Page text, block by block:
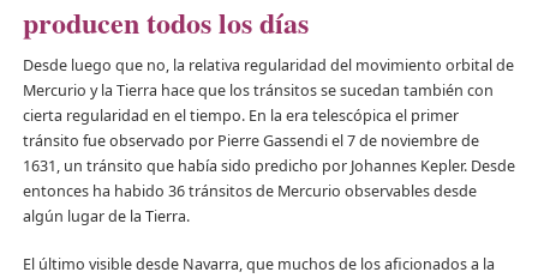
producen todos los días
Desde luego que no, la relativa regularidad del movimiento orbital de
Mercurio y la Tierra hace que los tránsitos se sucedan también con
cierta regularidad en el tiempo. En la era telescópica el primer
tránsito fue observado por Pierre Gassendi el 7 de noviembre de
1631, un tránsito que había sido predicho por Johannes Kepler. Desde
entonces ha habido 36 tránsitos de Mercurio observables desde
algún lugar de la Tierra.
El último visible desde Navarra, que muchos de los aficionados a la